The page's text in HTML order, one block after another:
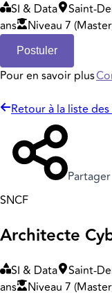
SI & Data Saint-
ans
Niveau 7
Postuler
Pour en savoir plus
Retour à la liste
Partager
SNCF
Architecte
SI & Data Saint-
ans
Niveau 7